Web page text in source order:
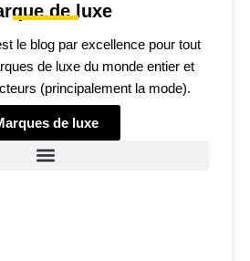
de luxe
le blog par excellence pour tout
de luxe du monde entier et
(principalement la mode).
de luxe